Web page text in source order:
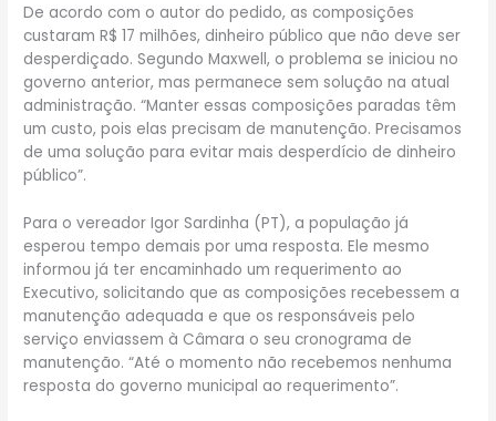
De acordo com o autor do pedido, as composições
custaram R$ 17 milhões, dinheiro público que não deve ser
desperdiçado. Segundo Maxwell, o problema se iniciou no
governo anterior, mas permanece sem solução na atual
administração. “Manter essas composições paradas têm
um custo, pois elas precisam de manutenção. Precisamos
de uma solução para evitar mais desperdício de dinheiro
público”.
Para o vereador Igor Sardinha (PT), a população já
esperou tempo demais por uma resposta. Ele mesmo
informou já ter encaminhado um requerimento ao
Executivo, solicitando que as composições recebessem a
manutenção adequada e que os responsáveis pelo
serviço enviassem à Câmara o seu cronograma de
manutenção. “Até o momento não recebemos nenhuma
resposta do governo municipal ao requerimento”.